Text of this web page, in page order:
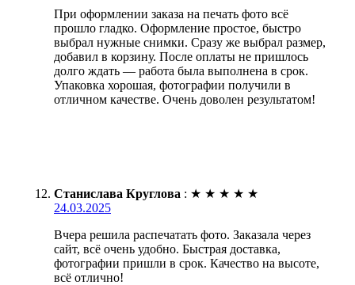
При оформлении заказа на печать фото всё
прошло гладко. Оформление простое, быстро
выбрал нужные снимки. Сразу же выбрал размер,
добавил в корзину. После оплаты не пришлось
долго ждать — работа была выполнена в срок.
Упаковка хорошая, фотографии получили в
отличном качестве. Очень доволен результатом!
Станислава Круглова : ★ ★ ★ ★ ★
24.03.2025
Вчера решила распечатать фото. Заказала через
сайт, всё очень удобно. Быстрая доставка,
фотографии пришли в срок. Качество на высоте,
всё отлично!